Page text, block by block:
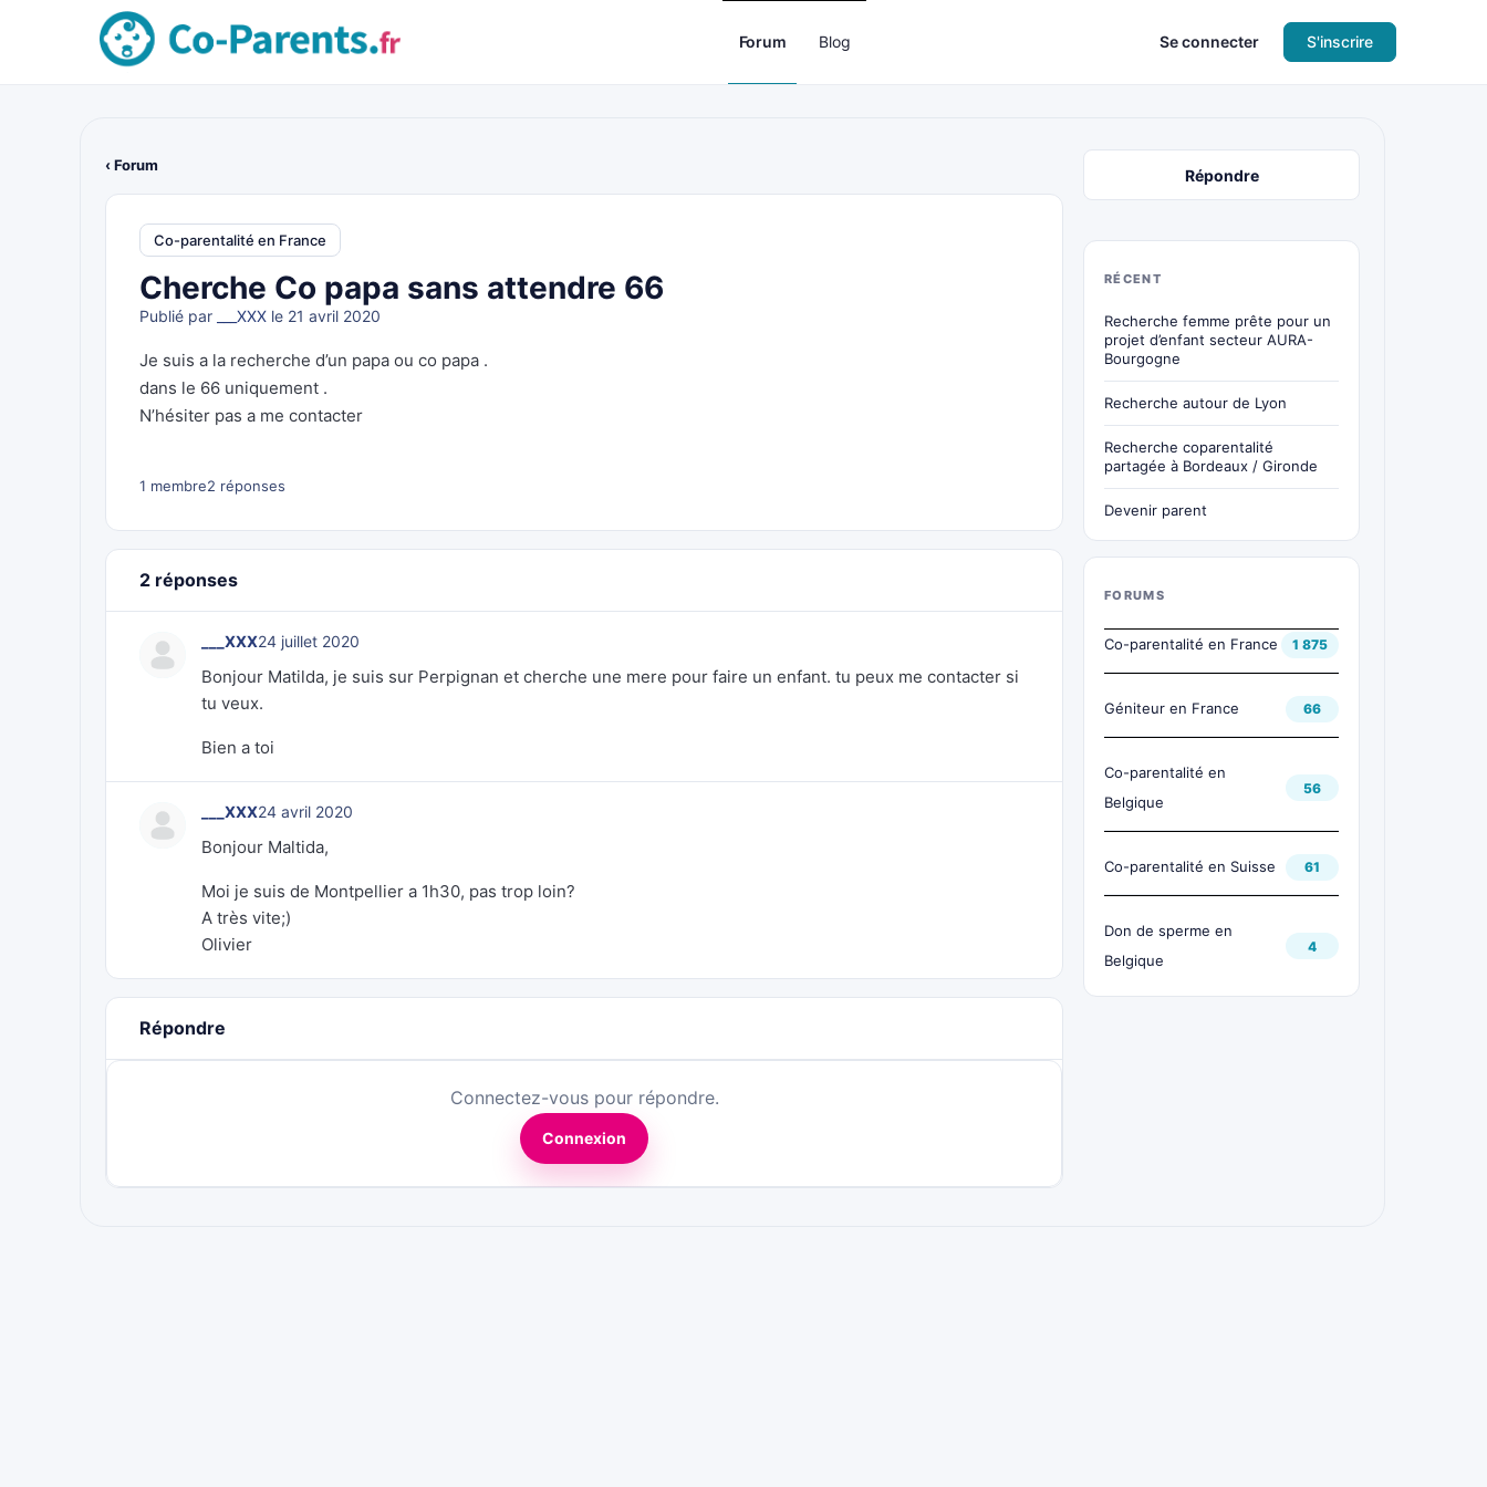
Forum Blog Se connecter S'inscrire
‹ Forum
Co-parentalité en France
Cherche Co papa sans attendre 66
Publié par ___XXX le 21 avril 2020
Je suis a la recherche d’un papa ou co papa .
dans le 66 uniquement .
N’hésiter pas a me contacter
1 membre2 réponses
2 réponses
___XXX24 juillet 2020
Bonjour Matilda, je suis sur Perpignan et cherche une mere pour faire un enfant. tu peux me contacter si
tu veux.
Bien a toi
___XXX24 avril 2020
Bonjour Maltida,
Moi je suis de Montpellier a 1h30, pas trop loin?
A très vite;)
Olivier
Répondre
Connectez-vous pour répondre.
Connexion
Répondre
RÉCENT
Recherche femme prête pour un
projet d’enfant secteur AURA-
Bourgogne
Recherche autour de Lyon
Recherche coparentalité
partagée à Bordeaux / Gironde
Devenir parent
FORUMS
Co-parentalité en France 1 875
Géniteur en France 66
Co-parentalité en
Belgique
56
Co-parentalité en Suisse 61
Don de sperme en
Belgique
4